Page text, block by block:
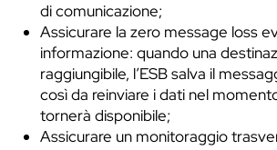
di comunicazione;
Assicurare la zero message loss
informazione: quando una
raggiungibile, l’ESB salva il
così da reinviare i dati nel
tornerà disponibile;
Assicurare un monitoraggio